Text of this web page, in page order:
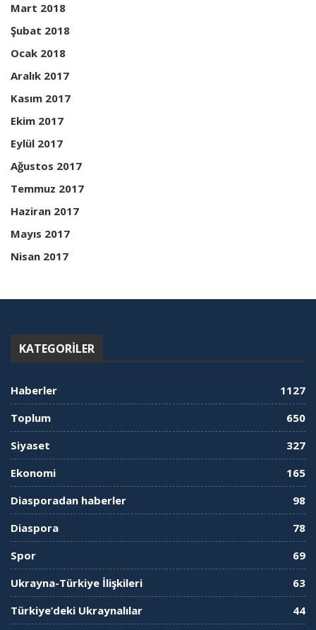
Mart 2018
Şubat 2018
Ocak 2018
Aralık 2017
Kasım 2017
Ekim 2017
Eylül 2017
Ağustos 2017
Temmuz 2017
Haziran 2017
Mayıs 2017
Nisan 2017
KATEGORILER
Haberler
1127
Toplum
650
Siyaset
327
Ekonomi
165
Diasporadan haberler
98
Diaspora
78
Spor
69
Ukrayna-Türkiye İlişkileri
63
Türkiye’deki Ukraynalılar
44